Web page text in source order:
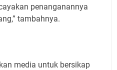
penanganannya
tambahnya.
media untuk bersikap